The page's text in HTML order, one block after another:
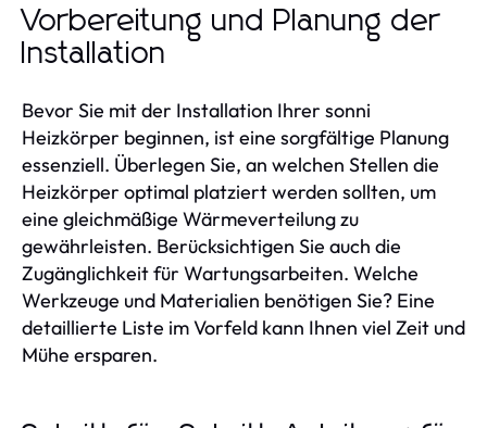
Vorbereitung und Planung der
Installation
Bevor Sie mit der Installation Ihrer sonni
Heizkörper beginnen, ist eine sorgfältige Planung
essenziell. Überlegen Sie, an welchen Stellen die
Heizkörper optimal platziert werden sollten, um
eine gleichmäßige Wärmeverteilung zu
gewährleisten. Berücksichtigen Sie auch die
Zugänglichkeit für Wartungsarbeiten. Welche
Werkzeuge und Materialien benötigen Sie? Eine
detaillierte Liste im Vorfeld kann Ihnen viel Zeit und
Mühe ersparen.